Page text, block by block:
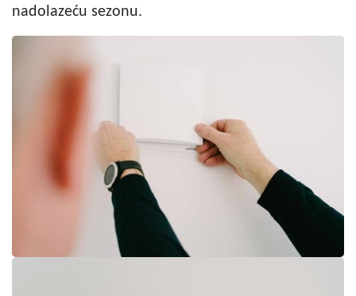
nadolazeću sezonu.